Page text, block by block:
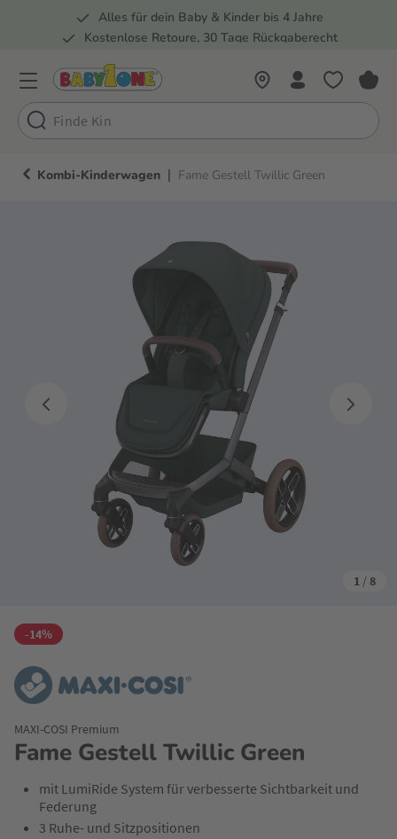
Zur Hauptnavigation springen
Alles für dein Baby & Kinder bis 4 Jahre
Kostenlose Retoure, 30 Tage Rückgaberecht
Kombi-Kinderwagen | Fame Gestell Twillic Green
1 /8
-14%
Fame Gestell Twillic Green
MAXI-COSI Premium
mit LumiRide System für verbesserte Sichtbarkeit und
Federung
3 Ruhe- und Sitzpositionen